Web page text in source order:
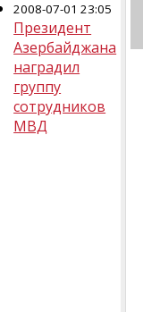
2008-07-01 23:05
Президент
Азербайджана
наградил
группу
сотрудников
МВД